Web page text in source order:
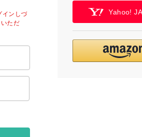
インしづ
ただ
Yahoo!